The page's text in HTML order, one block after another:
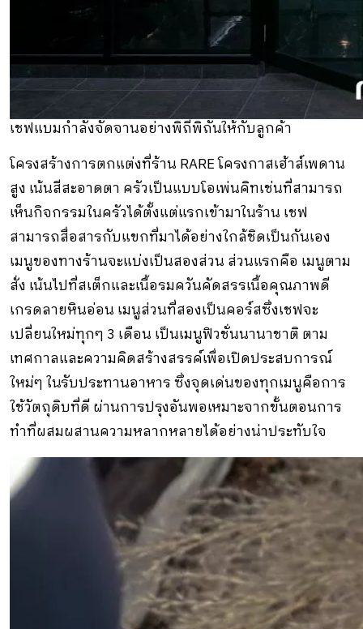
เชฟแบมกำลังจัดจานอย่างพิถีพิถันให้กับลูกค้า
โครงสร้างการตกแต่งที่ร้าน RARE โครงกาสเฮ้าส์เพดาน
สูง เน้นสีสะอาดตา ครัวเป็นแบบโอเพ่นคิทเช่นที่สามารถ
เห็นกิจกรรมในครัวได้ตั้งแต่แรกเข้ามาในร้าน เชฟ
สามารถสื่อสารกับแขกที่มาได้อย่างใกล้ชิดเป็นกันเอง
เมนูของทางร้านจะแบ่งเป็นสองส่วน ส่วนแรกคือ เมนูตาม
สั่ง เน้นไปที่สเต็กและเนื้อรมควันคัดสรรเนื้อคุณภาพดี
เกรดลายหินอ่อน เมนูส่วนที่สองเป็นคอร์สซึ่งเชฟจะ
เปลี่ยนใหม่ทุกๆ 3 เดือน เป็นเมนูฟิวชั่นนานาชาติ ตาม
เทศกาลและความคิดสร้างสรรค์เพื่อเปิดประสบการณ์
ใหม่ๆ ในรับประทานอาหาร ซึ่งจุดเด่นของทุกเมนูคือการ
ใช้วัตถุดิบที่ดี ผ่านการปรุงอันพอเหมาะจากขั้นตอนการ
ทำที่ผสมผสานความหลากหลายได้อย่างน่าประทับใจ